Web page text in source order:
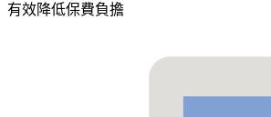
有效降低保費負擔